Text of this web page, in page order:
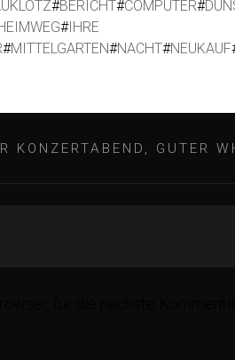
#BERICHT#COMPUTER#
#IHRE
#MITTELGARTEN#NACHT#NEUKAUF
KONZERTABEND, GUTER